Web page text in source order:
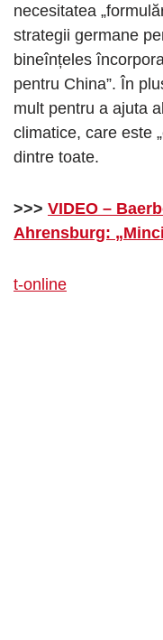
necesitatea
strategii germane
bineînțeles
pentru China”. În
mult pentru a ajuta
climatice, care este
dintre toate.
>>> VIDEO –
Ahrensburg:
t-online